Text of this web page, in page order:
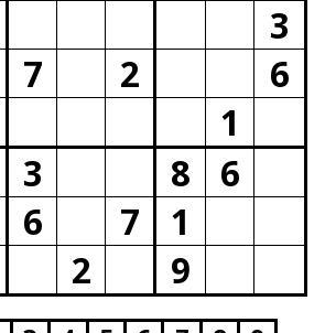
3
7 2
6
1
3 8
6
6
7
1
2
9